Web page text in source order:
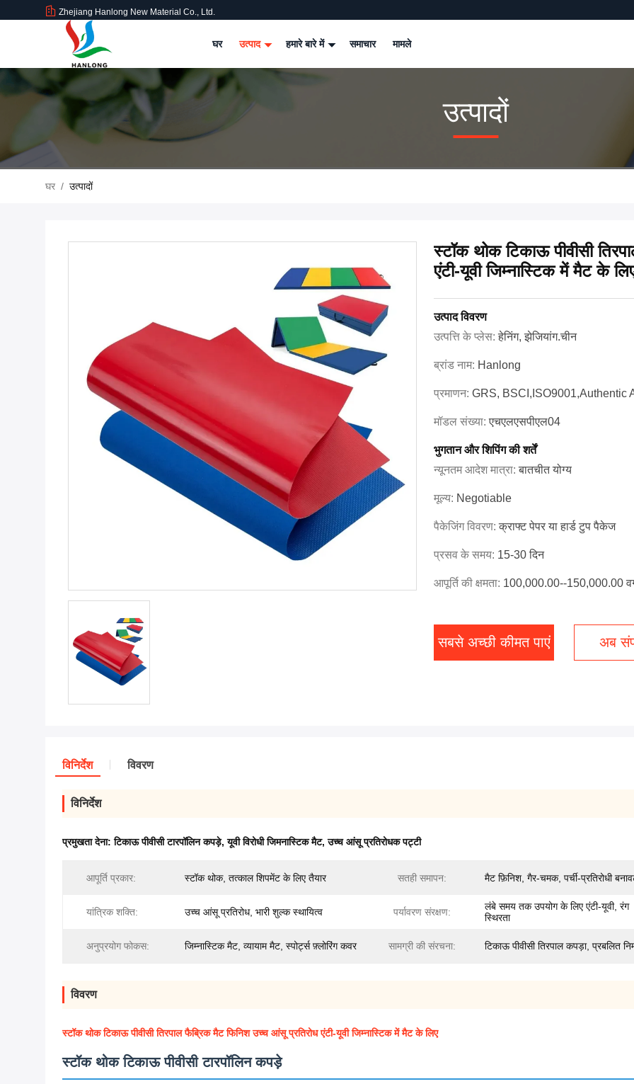
Zhejiang Hanlong New Material Co., Ltd.
घर उत्पाद हमारे बारे में समाचार मामले
उत्पादों
घर / उत्पादों
स्टॉक थोक टिकाऊ पीवीसी
एंटी-यूवी जिम्नास्टिक में मैट के
उत्पाद विवरण
उत्पत्ति के प्लेस:हेनिंग, झेजियांग.चीन
ब्रांड नाम: Hanlong
प्रमाणन: GRS, BSCI,ISO9001,Authentic
मॉडल संख्या:एचएलएसपीएल04
भुगतान और शिपिंग की शर्तें
न्यूनतम आदेश मात्रा:बातचीत योग्य
मूल्य: Negotiable
पैकेजिंग विवरण:क्राफ्ट पेपर या हार्ड टुप पैकेज
प्रसव के समय: 15-30 दिन
आपूर्ति की क्षमता: 100,000.00--150,000.00
सबसे अच्छी कीमत पाएं अब
विनिर्देश विवरण
विनिर्देश
प्रमुखता देना:टिकाऊ पीवीसी टारपॉलिन कपड़े,यूवी विरोधी जिमनास्टिक मैट,उच्च आंसू प्रतिरोधक पट्टी
आपूर्ति प्रकार: स्टॉक थोक, तत्काल शिपमेंट के लिए तैयार सतही समापन: मैट फ़िनिश, गैर-चमक, पर्ची-प्रतिरोधी
यांत्रिक शक्ति: उच्च आंसू प्रतिरोध, भारी शुल्क स्थायित्व पर्यावरण संरक्षण:
लंबे समय तक उपयोग के लिए एंटी-यूवी, रंग
स्थिरता
अनुप्रयोग फोकस: जिम्नास्टिक मैट, व्यायाम मैट, स्पोर्ट्स फ़्लोरिंग कवर सामग्री की संरचना: टिकाऊ पीवीसी तिरपाल कपड़ा, प्रबलित
विवरण
स्टॉक थोक टिकाऊ पीवीसी तिरपाल फैब्रिक मैट फिनिश उच्च आंसू प्रतिरोध एंटी-यूवी जिम्नास्टिक में मैट के लिए
स्टॉक थोक टिकाऊ पीवीसी टारपॉलिन कपड़े